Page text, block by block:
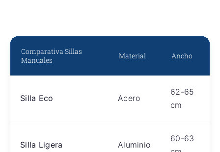
Comparativa Sillas
Manuales
Material Ancho
Silla Eco Acero
62-65
cm
Silla Ligera Aluminio
60-63